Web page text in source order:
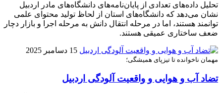
تحلیل داده‌های تعدادی از پایان‌نامه‌های دانشگاه‌های مادر اردبیل
نشان می‌دهد که دانشگاه‌های استان از لحاظ تولید محتوای علمی
توانمند هستند، اما در مرحله انتقال دانش به مرحله اجرا و بازار دچار
ضعف ساختاری عمیقی هستند.
15 دسامبر 2025
مهمان ناخوانده تا تیزپای همیشگی؛
تضاد آب و هوایی و واقعیت آلودگی اردبیل